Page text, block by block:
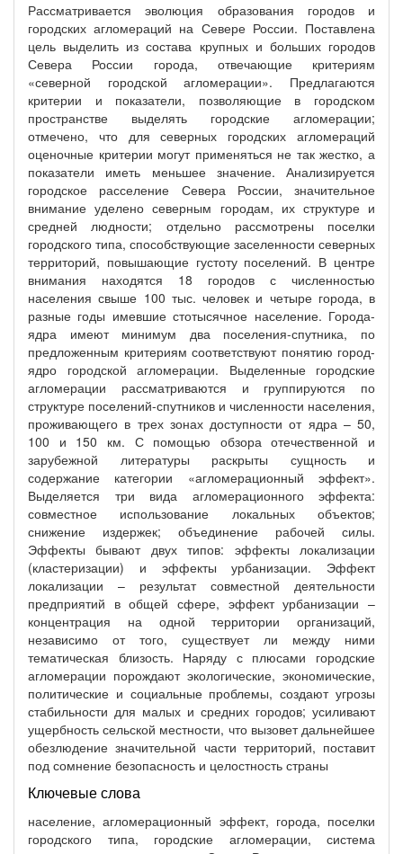
Рассматривается эволюция образования городов и
городских агломераций на Севере России. Поставлена
цель выделить из состава крупных и больших городов
Севера России города, отвечающие критериям
«северной городской агломерации». Предлагаются
критерии и показатели, позволяющие в городском
пространстве выделять городские агломерации;
отмечено, что для северных городских агломераций
оценочные критерии могут применяться не так жестко, а
показатели иметь меньшее значение. Анализируется
городское расселение Севера России, значительное
внимание уделено северным городам, их структуре и
средней людности; отдельно рассмотрены поселки
городского типа, способствующие заселенности северных
территорий, повышающие густоту поселений. В центре
внимания находятся 18 городов с численностью
населения свыше 100 тыс. человек и четыре города, в
разные годы имевшие стотысячное население. Города-
ядра имеют минимум два поселения-спутника, по
предложенным критериям соответствуют понятию город-
ядро городской агломерации. Выделенные городские
агломерации рассматриваются и группируются по
структуре поселений-спутников и численности населения,
проживающего в трех зонах доступности от ядра – 50,
100 и 150 км. С помощью обзора отечественной и
зарубежной литературы раскрыты сущность и
содержание категории «агломерационный эффект».
Выделяется три вида агломерационного эффекта:
совместное использование локальных объектов;
снижение издержек; объединение рабочей силы.
Эффекты бывают двух типов: эффекты локализации
(кластеризации) и эффекты урбанизации. Эффект
локализации – результат совместной деятельности
предприятий в общей сфере, эффект урбанизации –
концентрация на одной территории организаций,
независимо от того, существует ли между ними
тематическая близость. Наряду с плюсами городские
агломерации порождают экологические, экономические,
политические и социальные проблемы, создают угрозы
стабильности для малых и средних городов; усиливают
ущербность сельской местности, что вызовет дальнейшее
обезлюдение значительной части территорий, поставит
под сомнение безопасность и целостность страны
Ключевые слова
население, агломерационный эффект, города, поселки
городского типа, городские агломерации, система